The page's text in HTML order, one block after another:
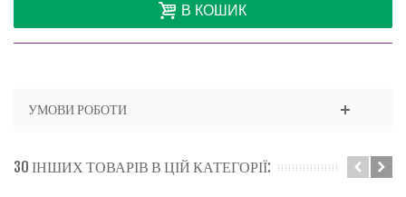
В КОШИК
УМОВИ РОБОТИ
30 ІНШИХ ТОВАРІВ В ЦІЙ КАТЕГОРІЇ: